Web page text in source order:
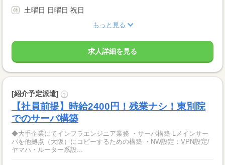
土曜日 日曜日 祝日
もっと見る
求人詳細を見る
[紹介予定派遣] ?
【社員前提】時給2400円！残業ナシ！東別院
でのサーバ構築
◆大手企業にてインフラエンジニア業務 ・サーバ構築 Lメインサー
バを他拠点（大阪）にコピーするための構築 ・NW設定：VPN設定/
ヤマハ・ルーター系設...